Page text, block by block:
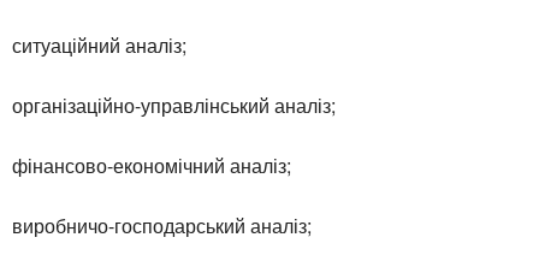
ситуаційний аналіз;
організаційно-управлінський аналіз;
фінансово-економічний аналіз;
виробничо-господарський аналіз;